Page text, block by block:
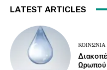
LATEST ARTICLES
ΚΟΙΝΩΝΙΑ
Ωρωπού